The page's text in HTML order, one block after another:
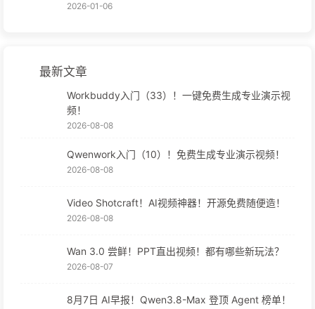
2026-01-06
最新文章
Workbuddy入门（33）！一键免费生成专业演示视
频！
2026-08-08
Qwenwork入门（10）！免费生成专业演示视频！
2026-08-08
Video Shotcraft！AI视频神器！开源免费随便造！
2026-08-08
Wan 3.0 尝鲜！PPT直出视频！都有哪些新玩法？
2026-08-07
8月7日 AI早报！Qwen3.8-Max 登顶 Agent 榜单！